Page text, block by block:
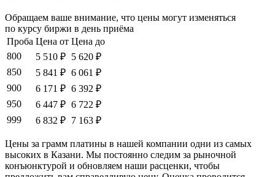
Обращаем ваше внимание, что цены могут изменяться
по курсу биржи в день приёма
Проба Цена от Цена до
800
5 510 ₽ 5 620 ₽
850
5 841 ₽ 6 061 ₽
900
6 171 ₽ 6 392 ₽
950
6 447 ₽ 6 722 ₽
999
6 832 ₽ 7 163 ₽
Цены за грамм платины в нашей компании одни из самых
высоких в Казани. Мы постоянно следим за рыночной
конъюнктурой и обновляем наши расценки, чтобы